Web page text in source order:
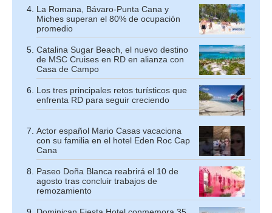
La Romana, Bávaro-Punta Cana y
Miches superan el 80% de ocupación
promedio
Catalina Sugar Beach, el nuevo destino
de MSC Cruises en RD en alianza con
Casa de Campo
Los tres principales retos turísticos que
enfrenta RD para seguir creciendo
Actor español Mario Casas vacaciona
con su familia en el hotel Eden Roc Cap
Cana
Paseo Doña Blanca reabrirá el 10 de
agosto tras concluir trabajos de
remozamiento